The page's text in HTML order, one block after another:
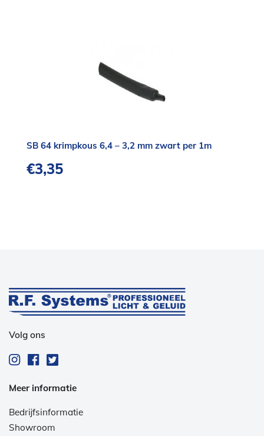
SB 64 krimpkous 6,4 – 3,2 mm zwart per 1m
€3,35
Volg ons
Meer informatie
Bedrijfsinformatie
Showroom